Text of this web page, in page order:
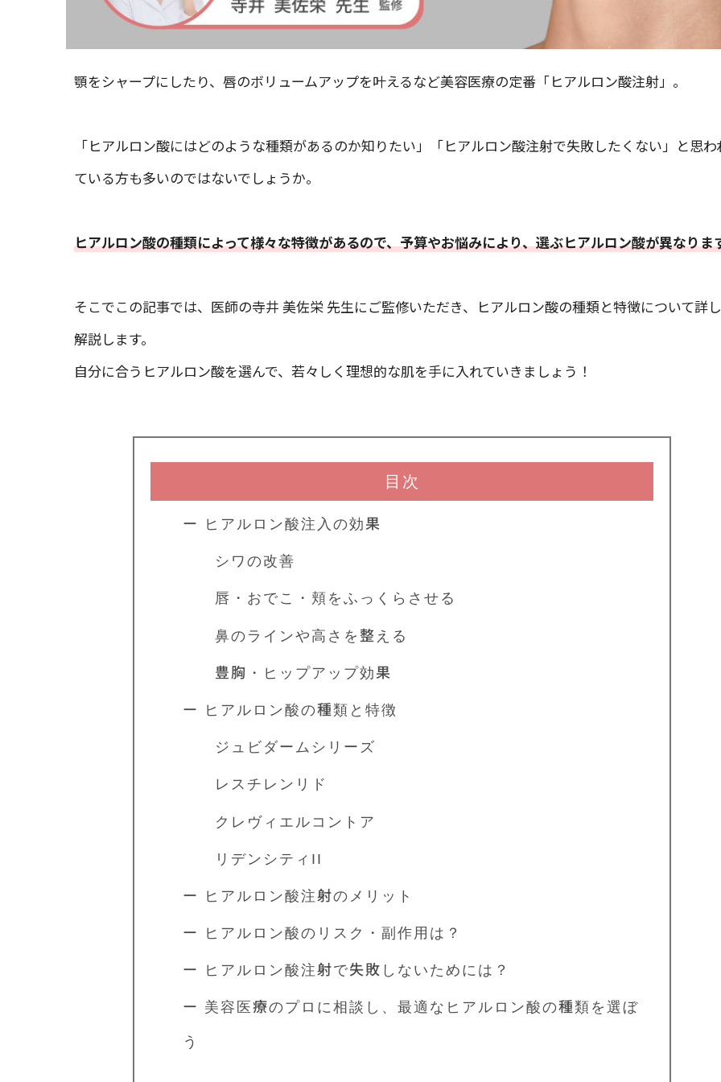
顎をシャープにしたり、唇のボリュームアップを叶えるなど美容医療の定番「ヒアルロン酸注射」。
「ヒアルロン酸にはどのような種類があるのか知りたい」「ヒアルロン酸注射で失敗したくない」と思わ
ている方も多いのではないでしょうか。
ヒアルロン酸の種類によって様々な特徴があるので、予算やお悩みにより、選ぶヒアルロン酸が異なりま
そこでこの記事では、医師の寺井 美佐栄 先生にご監修いただき、ヒアルロン酸の種類と特徴について詳
解説します。
自分に合うヒアルロン酸を選んで、若々しく理想的な肌を手に入れていきましょう！
目次
ー ヒアルロン酸注入の効果
シワの改善
唇・おでこ・頬をふっくらさせる
鼻のラインや高さを整える
豊胸・ヒップアップ効果
ー ヒアルロン酸の種類と特徴
ジュビダームシリーズ
レスチレンリド
クレヴィエルコントア
リデンシティII
ー ヒアルロン酸注射のメリット
ー ヒアルロン酸のリスク・副作用は？
ー ヒアルロン酸注射で失敗しないためには？
ー 美容医療のプロに相談し、最適なヒアルロン酸の種類を選ぼ
う